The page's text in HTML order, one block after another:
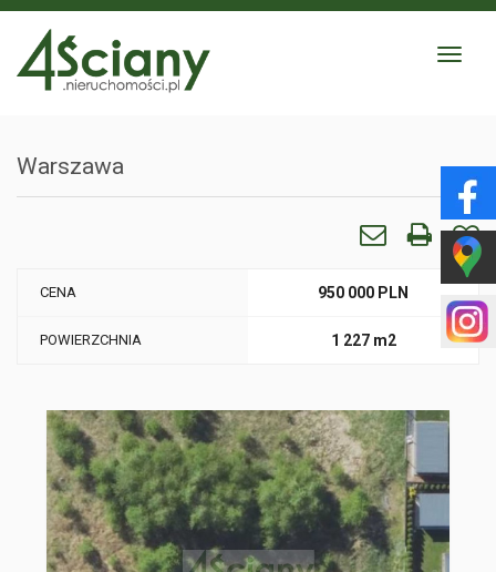
Toggle
Warszawa
CENA 950 000 PLN
POWIERZCHNIA 1 227 m2